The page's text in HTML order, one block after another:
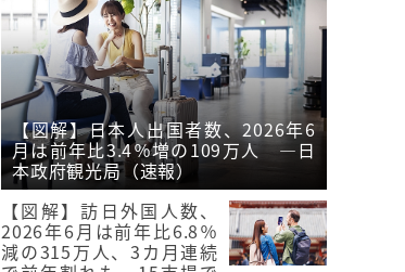
【図解】日本人出国者数、2026年6
月は前年比3.4％増の109万人 ―日
本政府観光局（速報）
【図解】訪日外国人数、
2026年6月は前年比6.8％
減の315万人、3カ月連続